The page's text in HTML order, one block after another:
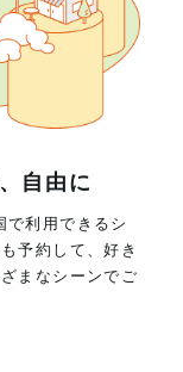
自由に
利用できるシ
予約して、好き
まなシーンでご